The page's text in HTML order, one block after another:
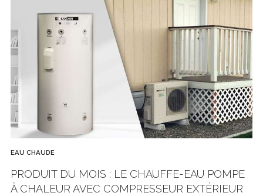
EAU CHAUDE
PRODUIT DU MOIS : LE CHAUFFE-EAU POMPE
À CHALEUR AVEC COMPRESSEUR EXTÉRIEUR